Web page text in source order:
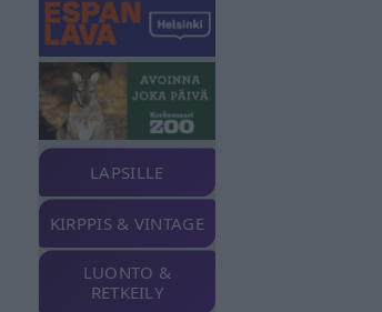
LAPSILLE
KIRPPIS & VINTAGE
LUONTO &
RETKEILY